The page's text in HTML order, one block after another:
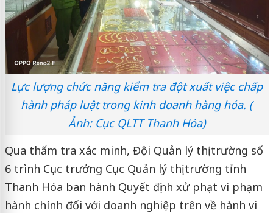
Lực lượng chức năng kiểm tra đột xuất việc chấp
hành pháp luật trong kinh doanh hàng hóa. (
Ảnh: Cục QLTT Thanh Hóa)
Qua thẩm tra xác minh, Đội Quản lý thị trường số
6 trình Cục trưởng Cục Quản lý thị trường tỉnh
Thanh Hóa ban hành Quyết định xử phạt vi phạm
hành chính đối với doanh nghiệp trên về hành vi